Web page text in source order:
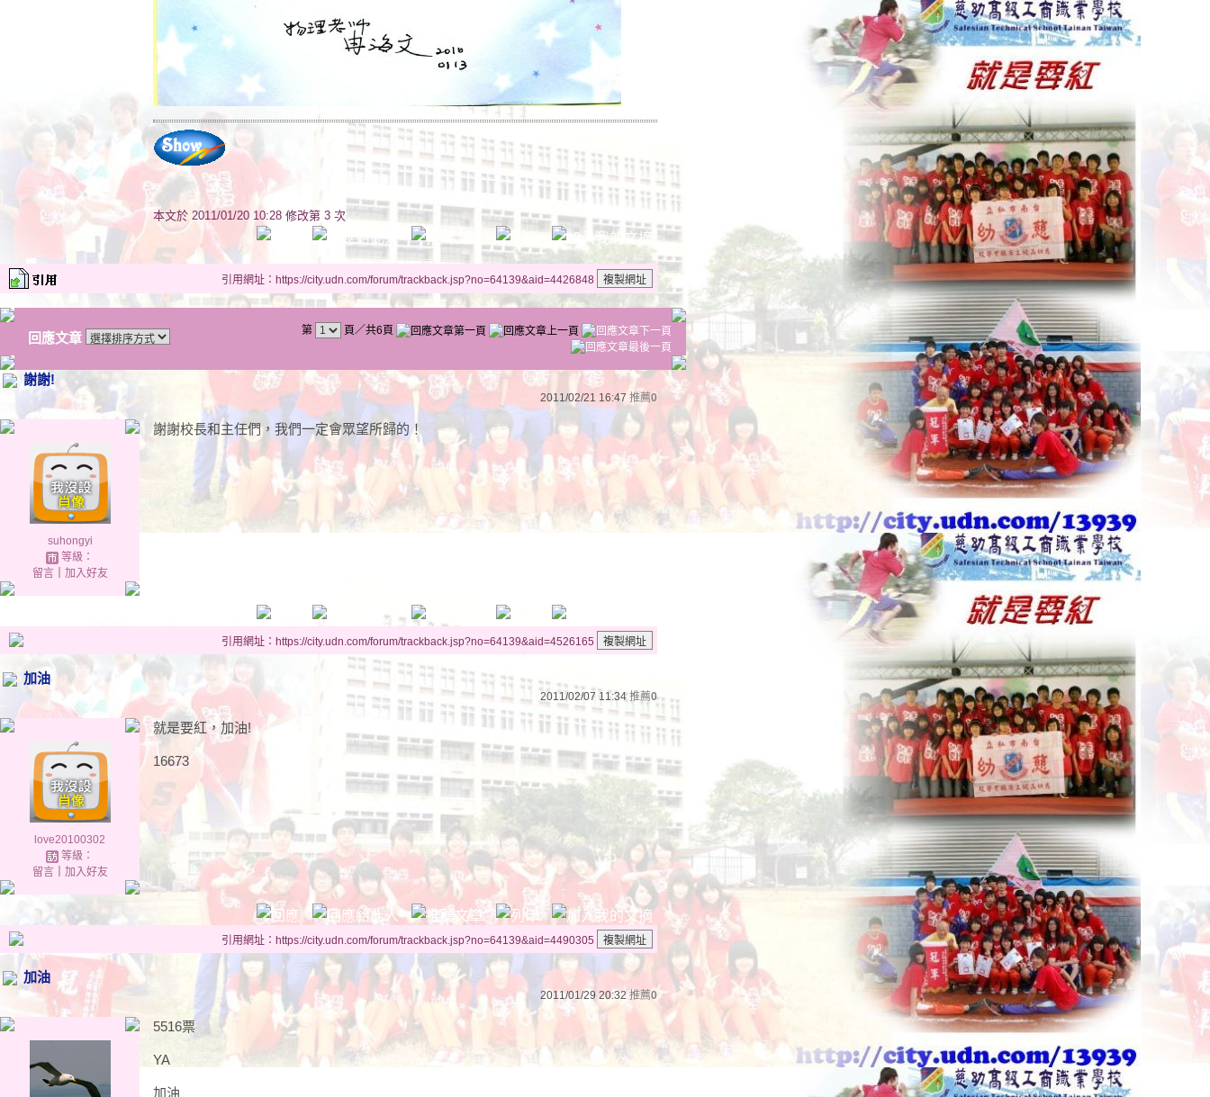
本文於 2011/01/20 10:28 修改第 3 次
引用網址：https://city.udn.com/forum/trackback.jsp?no=64139&aid=4426848
回應文章 第 頁／共6頁
謝謝!
2011/02/21 16:47 推薦0
suhongyi
等級：
留言｜ 加入好友
謝謝校長和主任們，我們一定會眾望所歸的！
引用網址：https://city.udn.com/forum/trackback.jsp?no=64139&aid=4526165
加油
2011/02/07 11:34推薦0
love20100302
等級：
留言｜ 加入好友
就是要紅，加油!
16673
引用網址：https://city.udn.com/forum/trackback.jsp?no=64139&aid=4490305
加油
2011/01/29 20:32 推薦0
5516票
YA
加油